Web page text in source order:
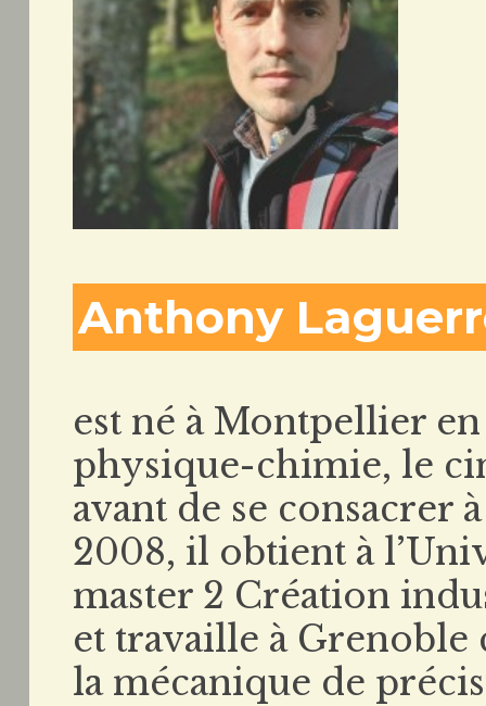
Anthony
est né à Montpellier
physique-chimie, le
avant de se consacrer
2008, il obtient à
master 2 Création
et travaille à
la mécanique de